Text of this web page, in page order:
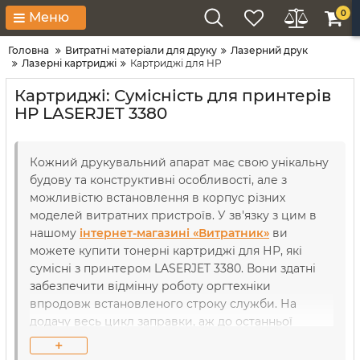
Меню 0
Головна Витратні матеріали для друку
Лазерний друк
Лазерні картриджі
Картриджі для HP
Картриджі: Сумісність для принтерів
HP LASERJET 3380
Кожний друкувальний апарат має свою унікальну
будову та конструктивні особливості, але з
можливістю встановлення в корпус різних
моделей витратних пристроїв. У зв'язку з цим в
нашому інтернет-магазині «Витратник» ви
можете купити тонерні картриджі для НР, які
сумісні з принтером LASERJET 3380. Вони здатні
забезпечити відмінну роботу оргтехніки
впродовж встановленого строку служби. На
додачу весь цикл заправки, аж до останньої
сторінки, ви будете отримувати лише якісний
друк з неймовірною чіткістю та насиченістю
+